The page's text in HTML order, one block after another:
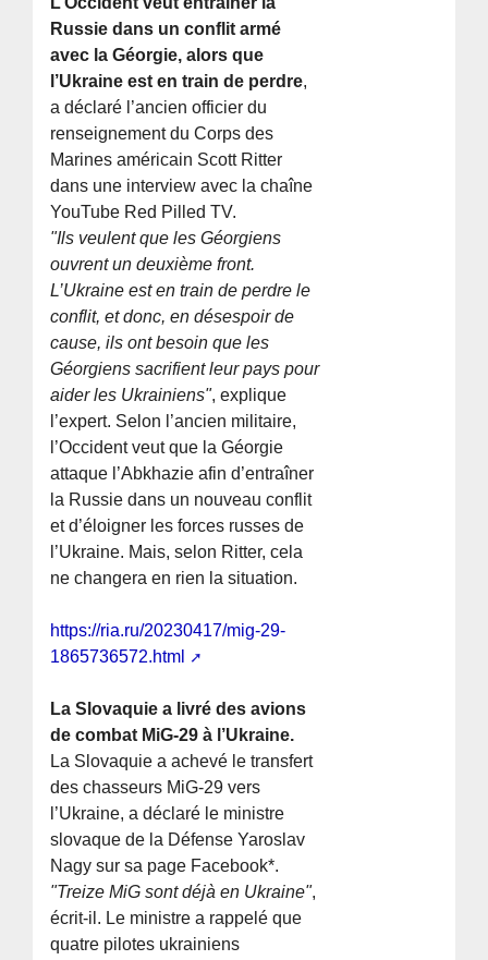
Russie dans un conflit armé
avec la Géorgie, alors que
l’Ukraine est en train de perdre,
a déclaré l’ancien officier du
renseignement du Corps des
Marines américain Scott Ritter
dans une interview avec la chaîne
YouTube Red Pilled TV.
"Ils veulent que les Géorgiens
ouvrent un deuxième front.
L’Ukraine est en train de perdre le
conflit, et donc, en désespoir de
cause, ils ont besoin que les
Géorgiens sacrifient leur pays pour
aider les Ukrainiens", explique
l’expert. Selon l’ancien militaire,
l’Occident veut que la Géorgie
attaque l’Abkhazie afin d’entraîner
la Russie dans un nouveau conflit
et d’éloigner les forces russes de
l’Ukraine. Mais, selon Ritter, cela
ne changera en rien la situation.
https://ria.ru/20230417/mig-29-
1865736572.html
La Slovaquie a livré des avions
de combat MiG-29 à l’Ukraine.
La Slovaquie a achevé le transfert
des chasseurs MiG-29 vers
l’Ukraine, a déclaré le ministre
slovaque de la Défense Yaroslav
Nagy sur sa page Facebook*.
"Treize MiG sont déjà en Ukraine",
écrit-il. Le ministre a rappelé que
quatre pilotes ukrainiens